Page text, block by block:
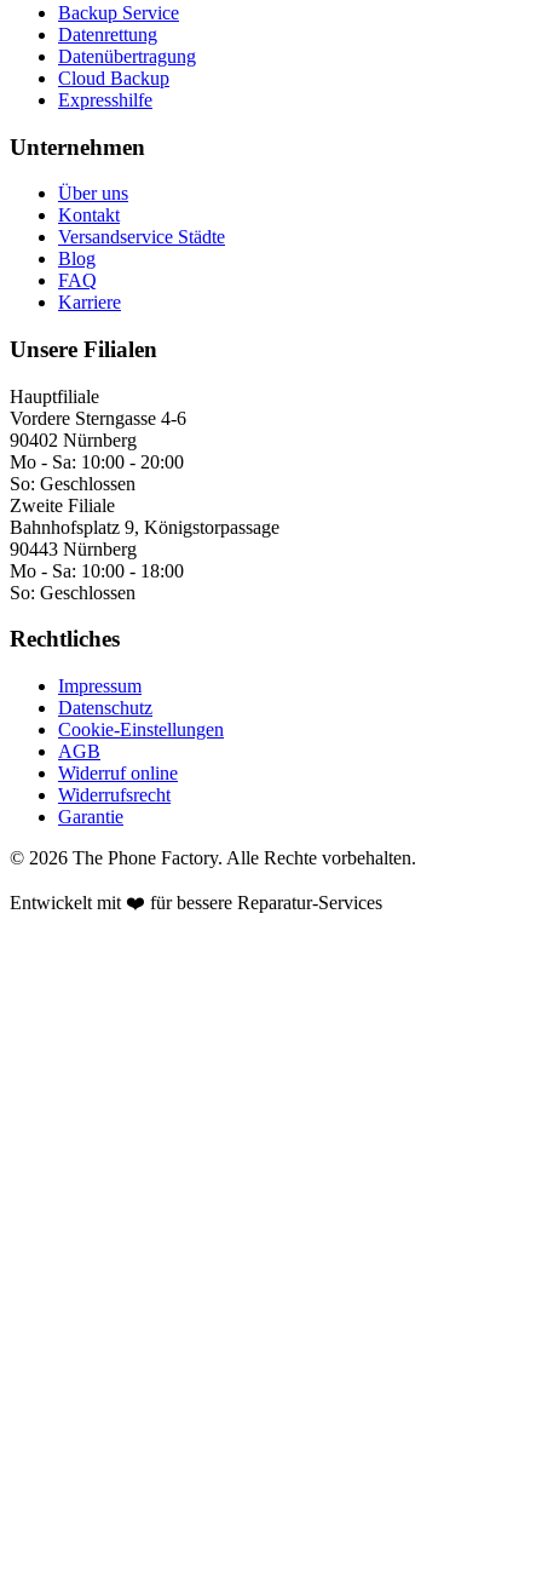
Backup Service
Datenrettung
Datenübertragung
Cloud Backup
Expresshilfe
Unternehmen
Über uns
Kontakt
Versandservice Städte
Blog
FAQ
Karriere
Unsere Filialen
Hauptfiliale
Vordere Sterngasse 4-6
90402 Nürnberg
Mo - Sa: 10:00 - 20:00
So: Geschlossen
Zweite Filiale
Bahnhofsplatz 9, Königstorpassage
90443 Nürnberg
Mo - Sa: 10:00 - 18:00
So: Geschlossen
Rechtliches
Impressum
Datenschutz
Cookie-Einstellungen
AGB
Widerruf online
Widerrufsrecht
Garantie
© 2026 The Phone Factory. Alle Rechte vorbehalten.
Entwickelt mit ❤️ für bessere Reparatur-Services